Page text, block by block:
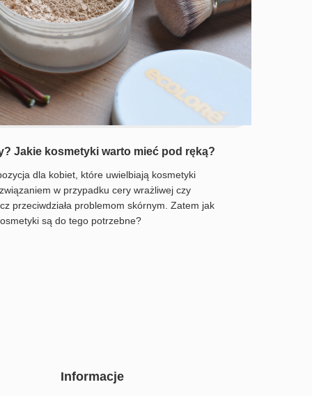
Jakie kosmetyki warto mieć pod ręką?
dla kobiet, które uwielbiają kosmetyki
w przypadku cery wrażliwej czy
przeciwdziała problemom skórnym. Zatem jak
są do tego potrzebne?
Informacje